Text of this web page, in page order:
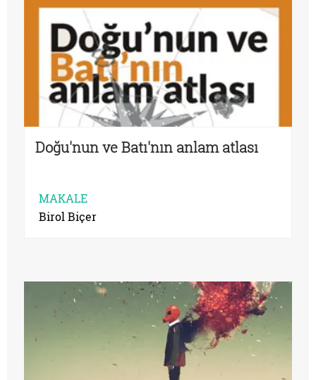
Doğu'nun ve Batı'nın anlam atlası
MAKALE
Birol Biçer